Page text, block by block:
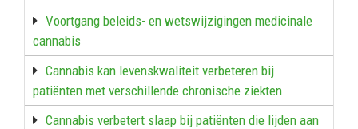
Voortgang beleids- en wetswijzigingen medicinale
cannabis
Cannabis kan levenskwaliteit verbeteren bij
patiënten met verschillende chronische ziekten
Cannabis verbetert slaap bij patiënten die lijden aan